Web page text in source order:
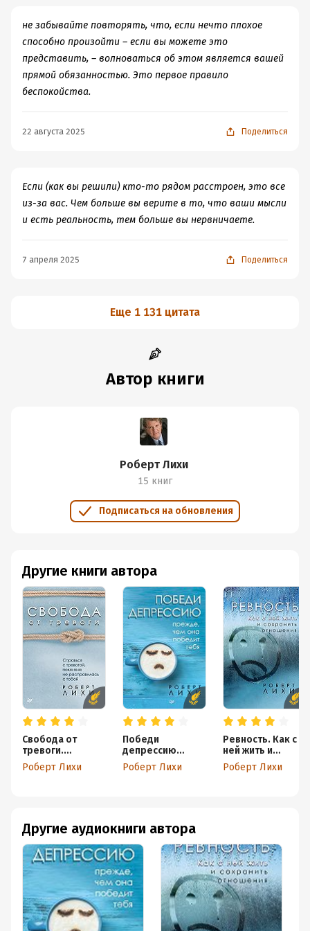
техники. Ведь, выбор все-таки за вами, а Р.Лихи просто
показывает результаты своих трудов.
И самое главное, автор в этой книге показывает как
справляться уже со случившимися неудачами и не
делать их "концом света", потому что
жизни
не забывайте повторять, что, если нечто плохое
способно произойти – если вы можете это
представить, – волноваться об этом является вашей
прямой обязанностью. Это первое правило
беспокойства.
22 августа 2025 Поделиться
Если (как вы решили) кто-то рядом расстроен, это все
из-за вас. Чем больше вы верите в то, что ваши мысли
и есть реальность, тем больше вы нервничаете.
7 апреля 2025 Поделиться
Еще 1 131 цитата
Автор книги
Роберт Лихи
15 книг
Подписаться на обновления
Другие книги автора
Свобода от
тревоги.
Справься с
тревогой, пока
Роберт Лихи
Победи
депрессию
прежде, чем она
победит тебя
Роберт Лихи
Ревность. Как с
ней жить и
сохранить
отношения
Роберт Лихи
Другие аудиокниги автора